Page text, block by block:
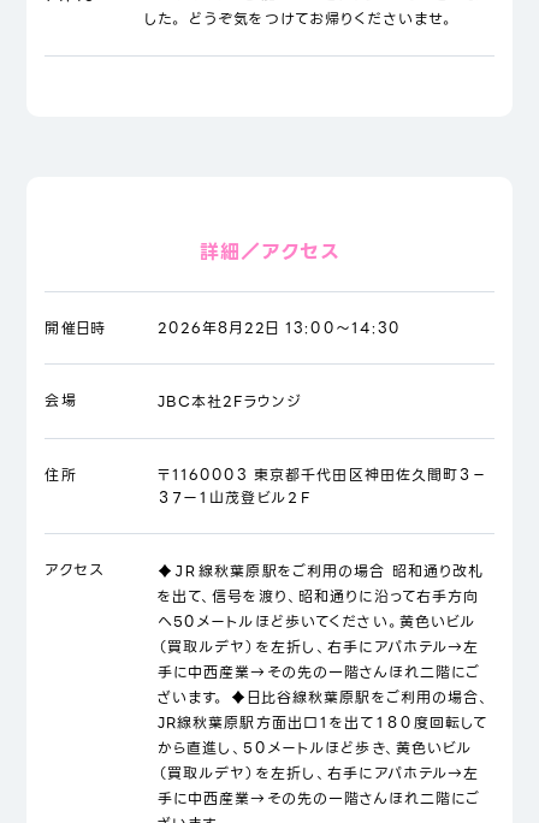
した。 どうぞ気をつけてお帰りくださいませ。
詳細／アクセス
開催日時 2026年8月22日 13:00～14:30
会場 JBC本社2Fラウンジ
住所
〒1160003 東京都千代田区神田佐久間町３－
３７ー１山茂登ビル２F
アクセス
♦ＪＲ線秋葉原駅をご利用の場合 昭和通り改札
を出て、信号を渡り、昭和通りに沿って右手方向
へ50メートルほど歩いてください。黄色いビル
（買取ルデヤ）を左折し、右手にアパホテル→左
手に中西産業→その先の一階さんほれ二階にご
ざいます。 ♦日比谷線秋葉原駅をご利用の場合、
JR線秋葉原駅方面出口１を出て１８０度回転して
から直進し、50メートルほど歩き、黄色いビル
（買取ルデヤ）を左折し、右手にアパホテル→左
手に中西産業→その先の一階さんほれ二階にご